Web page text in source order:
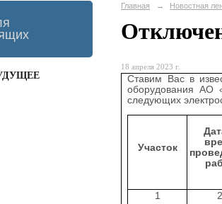
Главная → Новостная
18 апреля 2023 г.
Ставим Вас в
оборудования АО
следующих
Участок
1 2